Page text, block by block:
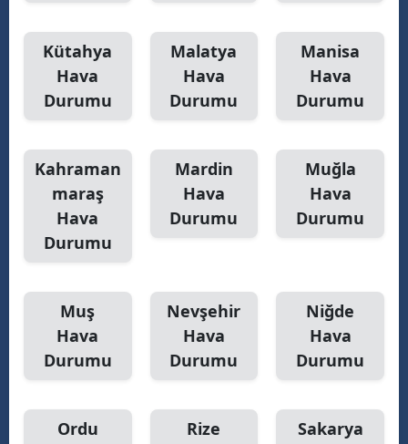
Kütahya
Hava
Durumu
Malatya
Hava
Durumu
Manisa
Hava
Durumu
Kahraman
maraş
Hava
Durumu
Mardin
Hava
Durumu
Muğla
Hava
Durumu
Muş
Hava
Durumu
Nevşehir
Hava
Durumu
Niğde
Hava
Durumu
Ordu
Rize
Sakarya